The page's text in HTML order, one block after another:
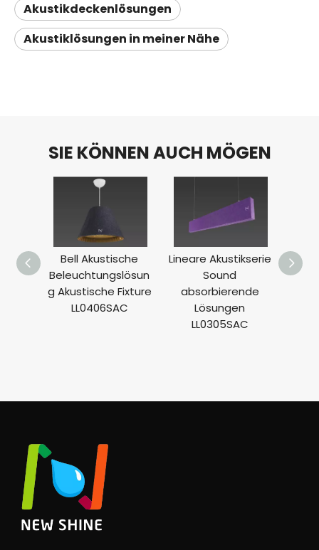
Akustikdeckenlösungen
Akustiklösungen in meiner Nähe
SIE KÖNNEN AUCH MÖGEN
Bell Akustische
Beleuchtungslösun
g Akustische Fixture
LL0406SAC
Lineare Akustikserie
Sound
absorbierende
Lösungen
LL0305SAC